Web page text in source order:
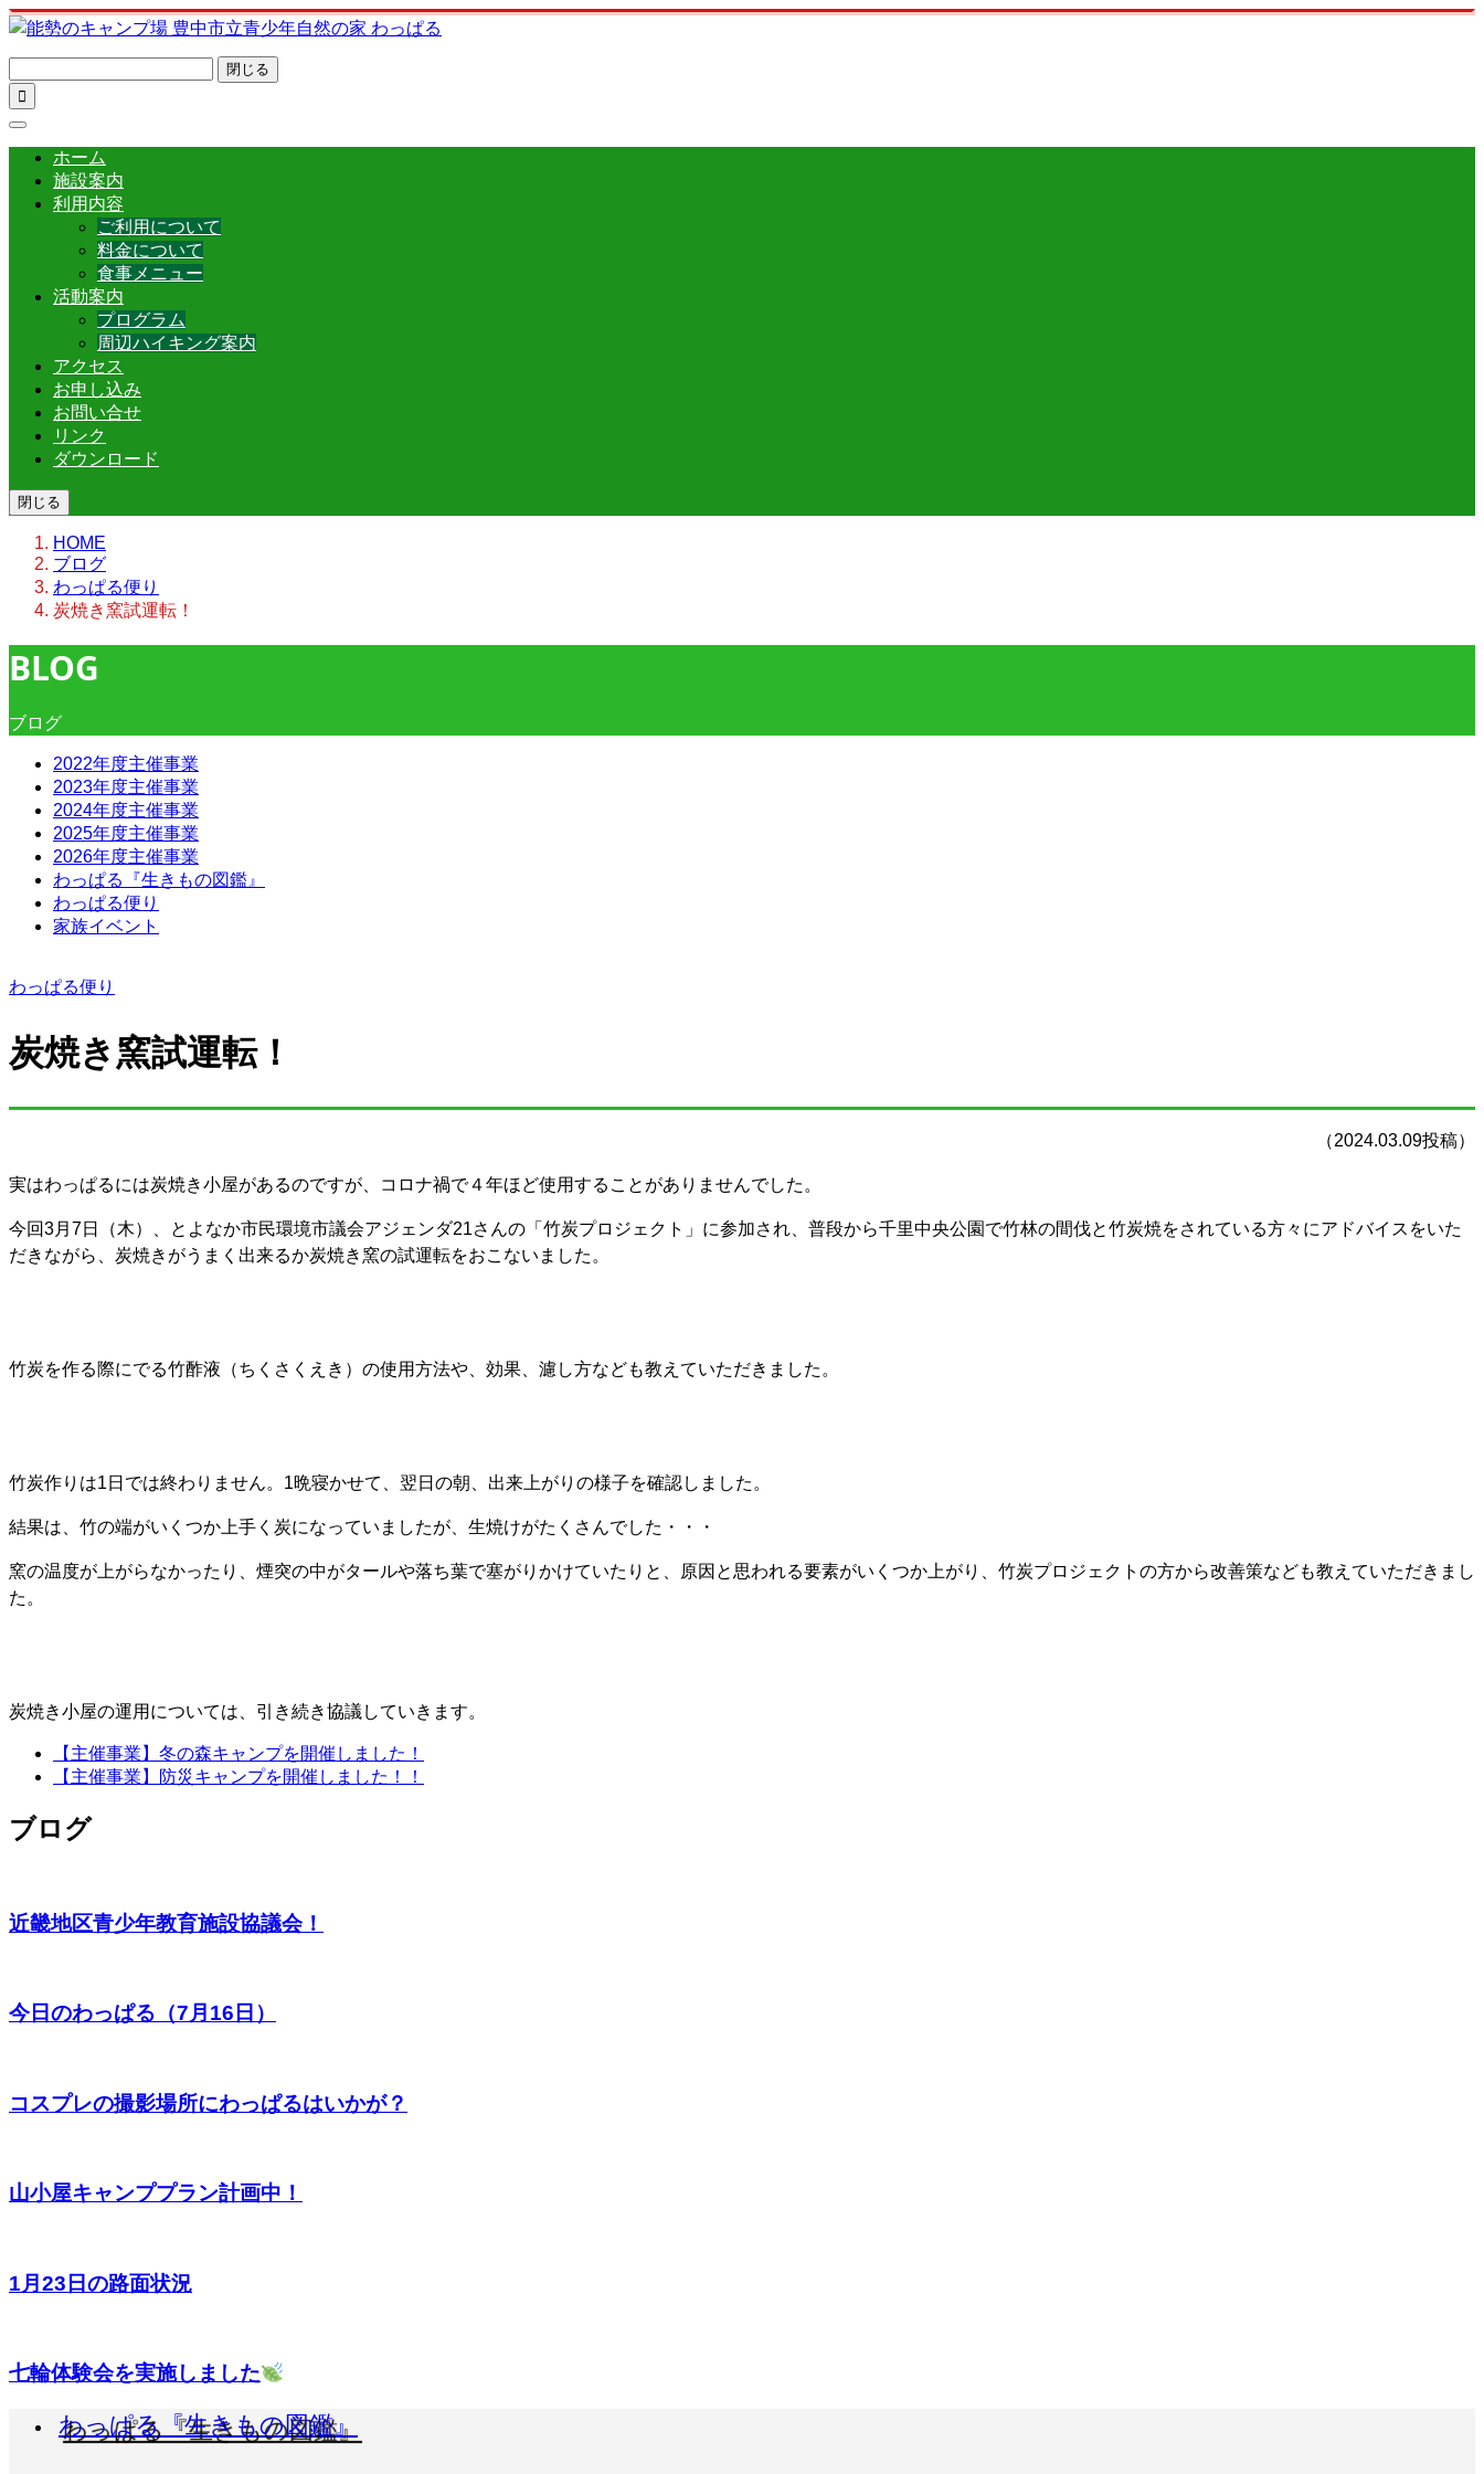
閉じる

ホーム
施設案内
利用内容
ご利用について
料金について
食事メニュー
活動案内
プログラム
周辺ハイキング案内
アクセス
お申し込み
お問い合せ
リンク
ダウンロード
閉じる
HOME
ブログ
わっぱる便り
炭焼き窯試運転！
BLOG
ブログ
2022年度主催事業
2023年度主催事業
2024年度主催事業
2025年度主催事業
2026年度主催事業
わっぱる『生きもの図鑑』
わっぱる便り
家族イベント
わっぱる便り
炭焼き窯試運転！
（2024.03.09投稿）
実はわっぱるには炭焼き小屋があるのですが、コロナ禍で４年ほど使用することがありませんでした。
今回3月7日（木）、とよなか市民環境市議会アジェンダ21さんの「竹炭プロジェクト」に参加され、普段から千里中央公園で竹林の間伐と竹炭焼をされている方々にアドバイスをいた
だきながら、炭焼きがうまく出来るか炭焼き窯の試運転をおこないました。
竹炭を作る際にでる竹酢液（ちくさくえき）の使用方法や、効果、濾し方なども教えていただきました。
竹炭作りは1日では終わりません。1晩寝かせて、翌日の朝、出来上がりの様子を確認しました。
結果は、竹の端がいくつか上手く炭になっていましたが、生焼けがたくさんでした・・・
窯の温度が上がらなかったり、煙突の中がタールや落ち葉で塞がりかけていたりと、原因と思われる要素がいくつか上がり、竹炭プロジェクトの方から改善策なども教えていただきまし
た。
炭焼き小屋の運用については、引き続き協議していきます。
【主催事業】冬の森キャンプを開催しました！
【主催事業】防災キャンプを開催しました！！
ブログ
近畿地区青少年教育施設協議会！
今日のわっぱる（7月16日）
コスプレの撮影場所にわっぱるはいかが？
山小屋キャンププラン計画中！
1月23日の路面状況
七輪体験会を実施しました
わっぱる『生きもの図鑑』